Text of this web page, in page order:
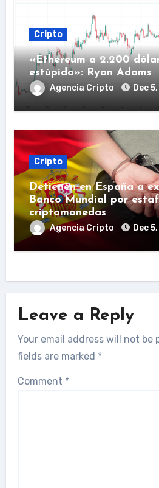
Cripto
«Ethereum a 2.200
estúpido»: Ryan Adams
Agencia Cripto Dec
Cripto
Detienen en España a
Banco Mundial por
criptomonedas
Agencia Cripto Dec
Leave a Reply
Your email address will not be
fields are marked *
Comment *